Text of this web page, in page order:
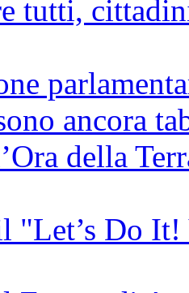
tutti,
ancora
della
"Let’s Do